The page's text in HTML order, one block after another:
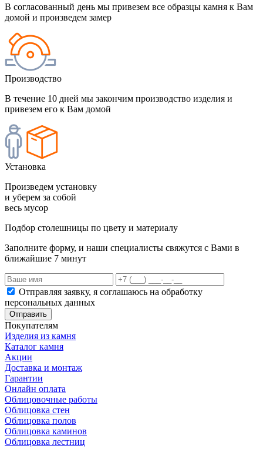
В согласованный день мы привезем все образцы камня к Вам
домой и произведем замер
Производство
В течение 10 дней мы закончим производство изделия и
привезем его к Вам домой
Установка
Произведем установку
и уберем за собой
весь мусор
Подбор столешницы по цвету и материалу
Заполните форму, и наши специалисты свяжутся с Вами в
ближайшие 7 минут
Отправляя заявку, я соглашаюсь на обработку
персональных данных
Отправить
Покупателям
Изделия из камня
Каталог камня
Акции
Доставка и монтаж
Гарантии
Онлайн оплата
Облицовочные работы
Облицовка стен
Облицовка полов
Облицовка каминов
Облицовка лестниц